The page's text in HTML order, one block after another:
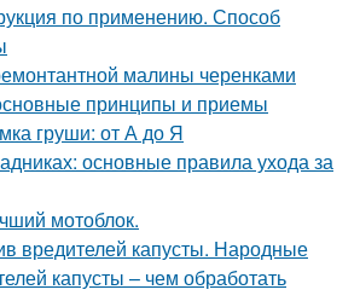
по применению. Способ
малины черенками
принципы и приемы
груши: от А до Я
основные правила ухода за
мотоблок.
вредителей капусты. Народные
капусты – чем обработать